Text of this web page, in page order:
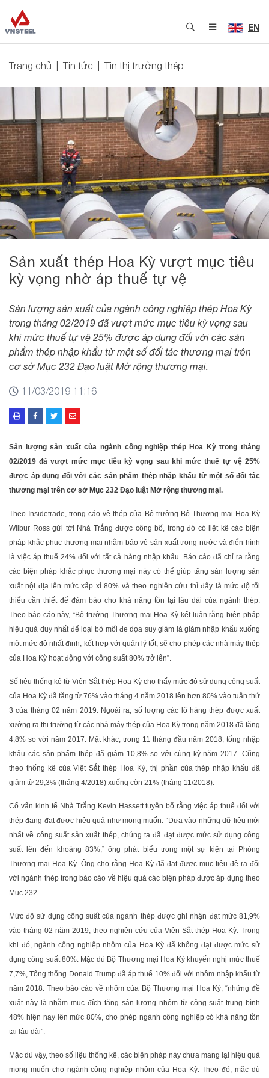
EN
Trang chủ Tin tức Tin thị trường thép
Sản xuất thép Hoa Kỳ vượt mục tiêu
kỳ vọng nhờ áp thuế tự vệ
Sản lượng sản xuất của ngành công nghiệp thép Hoa Kỳ
trong tháng 02/2019 đã vượt mức mục tiêu kỳ vọng sau
khi mức thuế tự vệ 25% được áp dụng đối với các sản
phẩm thép nhập khẩu từ một số đối tác thương mại trên
cơ sở Mục 232 Đạo luật Mở rộng thương mại.
11/03/2019 11:16
Sản lượng sản xuất của ngành công nghiệp thép Hoa Kỳ trong tháng
02/2019 đã vượt mức mục tiêu kỳ vọng sau khi mức thuế tự vệ 25%
được áp dụng đối với các sản phẩm thép nhập khẩu từ một số đối tác
thương mại trên cơ sở Mục 232 Đạo luật Mở rộng thương mại.
Theo Insidetrade, trong cáo về thép của Bộ trưởng Bộ Thương mại Hoa Kỳ
Wilbur Ross gửi tới Nhà Trắng được công bố, trong đó có liệt kê các biện
pháp khắc phục thương mại nhằm bảo vệ sản xuất trong nước và điển hình
là việc áp thuế 24% đối với tất cả hàng nhập khẩu. Báo cáo đã chỉ ra rằng
các biện pháp khắc phục thương mại này có thể giúp tăng sản lượng sản
xuất nội địa lên mức xấp xỉ 80% và theo nghiên cứu thì đây là mức độ tối
thiểu cần thiết để đảm bảo cho khả năng tồn tại lâu dài của ngành thép.
Theo báo cáo này, “Bộ trưởng Thương mại Hoa Kỳ kết luận rằng biện pháp
hiệu quả duy nhất để loại bỏ mối đe dọa suy giảm là giảm nhập khẩu xuống
một mức độ nhất định, kết hợp với quản lý tốt, sẽ cho phép các nhà máy thép
của Hoa Kỳ hoạt động với công suất 80% trở lên”.
Số liệu thống kê từ Viện Sắt thép Hoa Kỳ cho thấy mức độ sử dụng công suất
của Hoa Kỳ đã tăng từ 76% vào tháng 4 năm 2018 lên hơn 80% vào tuần thứ
3 của tháng 02 năm 2019. Ngoài ra, số lượng các lô hàng thép được xuất
xưởng ra thị trường từ các nhà máy thép của Hoa Kỳ trong năm 2018 đã tăng
4,8% so với năm 2017. Mặt khác, trong 11 tháng đầu năm 2018, tổng nhập
khẩu các sản phẩm thép đã giảm 10,8% so với cùng kỳ năm 2017. Cũng
theo thống kê của Việt Sắt thép Hoa Kỳ, thị phần của thép nhập khẩu đã
giảm từ 29,3% (tháng 4/2018) xuống còn 21% (tháng 11/2018).
Cố vấn kinh tế Nhà Trắng Kevin Hassett tuyên bố rằng việc áp thuế đối với
thép đang đạt được hiệu quả như mong muốn. “Dựa vào những dữ liệu mới
nhất về công suất sản xuất thép, chúng ta đã đạt được mức sử dụng công
suất lên đến khoảng 83%,” ông phát biểu trong một sự kiện tại Phòng
Thương mại Hoa Kỳ. Ông cho rằng Hoa Kỳ đã đạt được mục tiêu đề ra đối
với ngành thép trong báo cáo về hiệu quả các biện pháp được áp dụng theo
Mục 232.
Mức độ sử dụng công suất của ngành thép được ghi nhận đạt mức 81,9%
vào tháng 02 năm 2019, theo nghiên cứu của Viện Sắt thép Hoa Kỳ. Trong
khi đó, ngành công nghiệp nhôm của Hoa Kỳ đã không đạt được mức sử
dụng công suất 80%. Mặc dù Bộ Thương mại Hoa Kỳ khuyến nghị mức thuế
7,7%, Tổng thống Donald Trump đã áp thuế 10% đối với nhôm nhập khẩu từ
năm 2018. Theo báo cáo về nhôm của Bộ Thương mại Hoa Kỳ, “những đề
xuất này là nhằm mục đích tăng sản lượng nhôm từ công suất trung bình
48% hiện nay lên mức 80%, cho phép ngành công nghiệp có khả năng tồn
tại lâu dài”.
Mặc dù vậy, theo số liệu thống kê, các biện pháp này chưa mang lại hiệu quả
mong muốn cho ngành công nghiệp nhôm của Hoa Kỳ. Theo đó, mặc dù